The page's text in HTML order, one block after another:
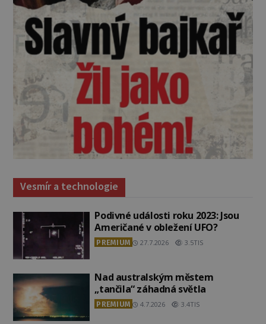
Vesmír a technologie
Podivné události roku 2023: Jsou
Američané v obležení UFO?
PREMIUM 27.7.2026 3.5TIS
Nad australským městem
„tančila“ záhadná světla
PREMIUM 4.7.2026 3.4TIS